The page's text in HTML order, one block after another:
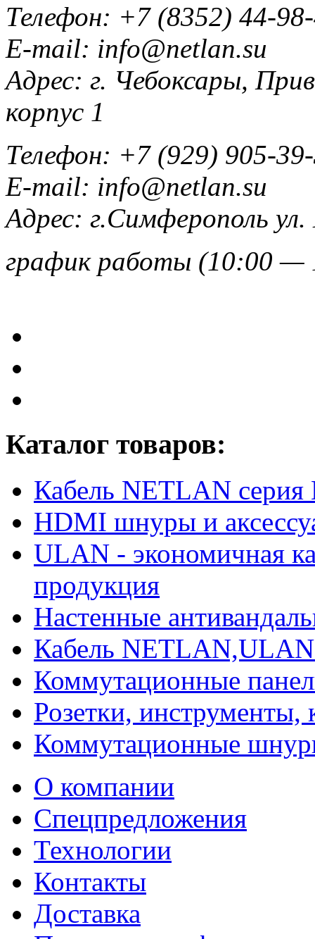
Телефон: +7 (8352) 44-
E-mail: info@netlan.su
Адрес: г. Чебоксары,
корпус 1
Телефон: +7 (929) 905-
E-mail: info@netlan.su
Адрес: г.Симферополь
график работы (10:00 —
Каталог товаров:
Кабель NETLAN серия
HDMI шнуры и
ULAN - экономичная
продукция
Настенные
Кабель
Коммутационные
Розетки, инструменты,
Коммутационные
О компании
Спецпредложения
Технологии
Контакты
Доставка